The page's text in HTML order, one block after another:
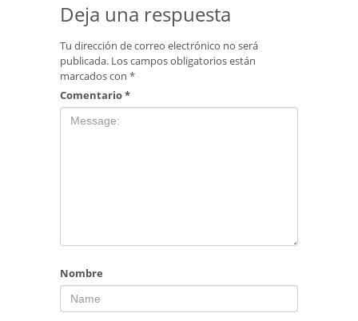
Deja una respuesta
Tu dirección de correo electrónico no será
publicada. Los campos obligatorios están
marcados con *
Comentario*
Nombre